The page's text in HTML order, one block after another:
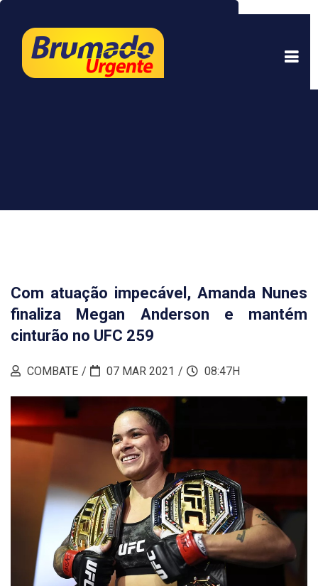
experiência. Ao continuar a navegar, você está
de acordo com isso.Saber mais.
Com atuação impecável, Amanda Nunes
finaliza Megan Anderson e mantém
cinturão no UFC 259
COMBATE 07 MAR 2021 08:47H